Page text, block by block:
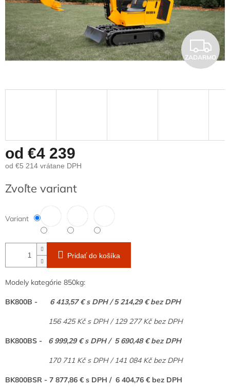
Z
A
D
ZADARMO
od €4 239
od €5 214 vrátane DPH
cena:
Zvoľte variant
Variant
Pridať do košíka
Modely kategórie 850kg:
BK800B - 6 413,57 € s DPH / 5 214,29 € bez DPH
156 425 Kč s DPH / 129 277 Kč bez DPH
BK800BS - 6 999,29 € s DPH / 5 690,48 € bez DPH
170 711 Kč s DPH / 141 084 Kč bez DPH
BK800BSR - 7 877,86 € s DPH / 6 404,76 € bez DPH